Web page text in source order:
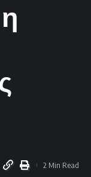
2 Min Read